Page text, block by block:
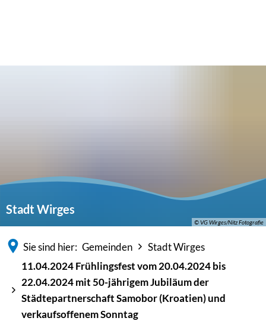
© VG Wirges/Nitz Fotografie
Stadt Wirges
Sie sind hier: Gemeinden
Stadt Wirges
11.04.2024 Frühlingsfest vom 20.04.2024 bis
22.04.2024 mit 50-jährigem Jubiläum der
Städtepartnerschaft Samobor (Kroatien) und
verkaufsoffenem Sonntag